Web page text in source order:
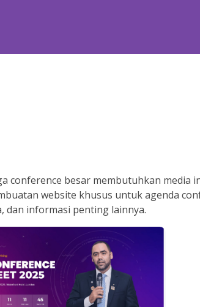
besar membutuhkan media
website khusus untuk agenda
dan informasi penting lainnya.